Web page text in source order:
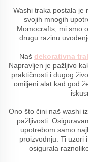
Washi traka postala je
svojih mnogih
Momocrafts, mi smo
drugu razinu
Naš dekorativna
Napravljen je pažljivo
praktičnosti i dugog
omiljeni alat kad god
Ono što čini naš washi
pažljivosti.
upotrebom samo
proizvodnju. Ti uzori
osigurala